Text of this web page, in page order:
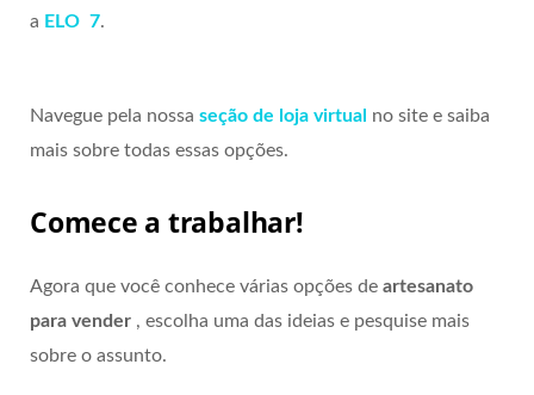
a ELO 7.
Navegue pela nossa seção de loja virtual no site e saiba
mais sobre todas essas opções.
Comece a trabalhar!
Agora que você conhece várias opções de artesanato
para vender , escolha uma das ideias e pesquise mais
sobre o assunto.